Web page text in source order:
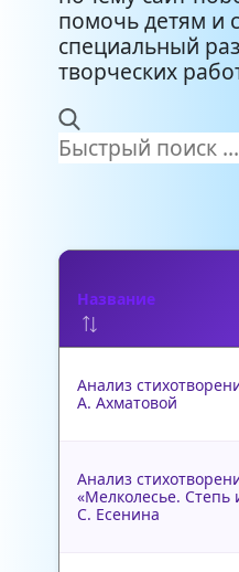
помочь детям и
специальный
творческих
Название
Анализ
А. Ахматовой
Анализ
«Мелколесье. Степь
С. Есенина